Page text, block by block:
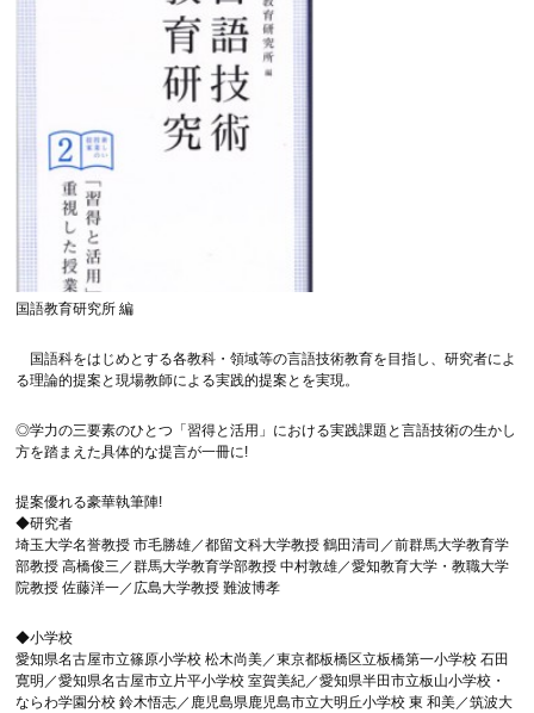
国語教育研究所 編
国語科をはじめとする各教科・領域等の言語技術教育を目指し、研究者によ
る理論的提案と現場教師による実践的提案とを実現。
◎学力の三要素のひとつ「習得と活用」における実践課題と言語技術の生かし
方を踏まえた具体的な提言が一冊に!
提案優れる豪華執筆陣!
◆研究者
埼玉大学名誉教授 市毛勝雄／都留文科大学教授 鶴田清司／前群馬大学教育学
部教授 高橋俊三／群馬大学教育学部教授 中村敦雄／愛知教育大学・教職大学
院教授 佐藤洋一／広島大学教授 難波博孝
◆小学校
愛知県名古屋市立篠原小学校 松木尚美／東京都板橋区立板橋第一小学校 石田
寛明／愛知県名古屋市立片平小学校 室賀美紀／愛知県半田市立板山小学校・
ならわ学園分校 鈴木悟志／鹿児島県鹿児島市立大明丘小学校 東 和美／筑波大